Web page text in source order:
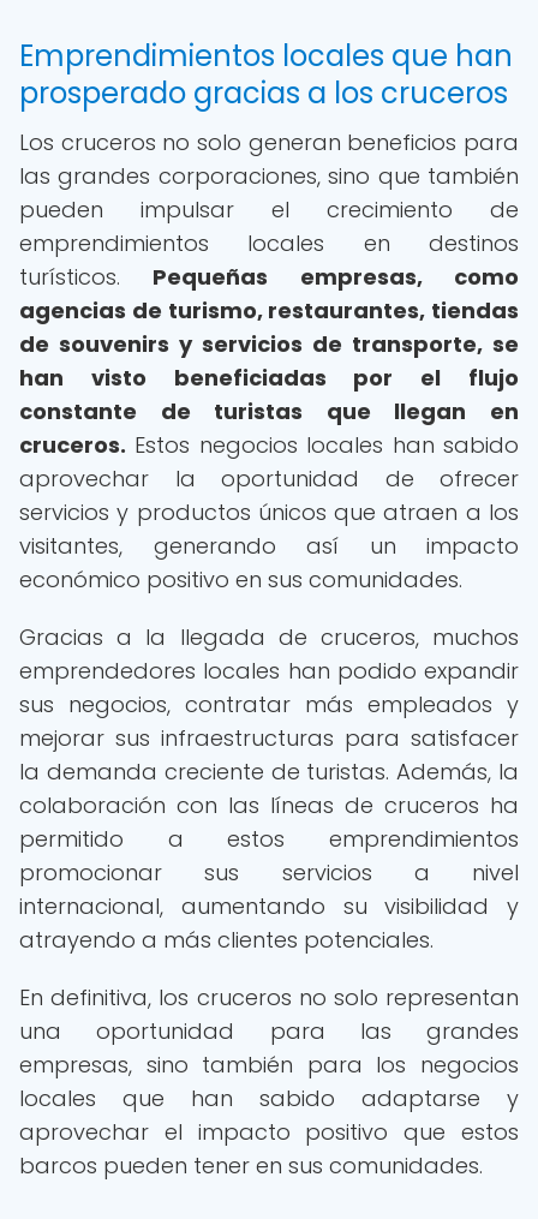
Emprendimientos locales que han
prosperado gracias a los cruceros
Los cruceros no solo generan beneficios para
las grandes corporaciones, sino que también
pueden impulsar el crecimiento de
emprendimientos locales en destinos
turísticos. Pequeñas empresas, como
agencias de turismo, restaurantes, tiendas
de souvenirs y servicios de transporte, se
han visto beneficiadas por el flujo
constante de turistas que llegan en
cruceros. Estos negocios locales han sabido
aprovechar la oportunidad de ofrecer
servicios y productos únicos que atraen a los
visitantes, generando así un impacto
económico positivo en sus comunidades.
Gracias a la llegada de cruceros, muchos
emprendedores locales han podido expandir
sus negocios, contratar más empleados y
mejorar sus infraestructuras para satisfacer
la demanda creciente de turistas. Además, la
colaboración con las líneas de cruceros ha
permitido a estos emprendimientos
promocionar sus servicios a nivel
internacional, aumentando su visibilidad y
atrayendo a más clientes potenciales.
En definitiva, los cruceros no solo representan
una oportunidad para las grandes
empresas, sino también para los negocios
locales que han sabido adaptarse y
aprovechar el impacto positivo que estos
barcos pueden tener en sus comunidades.